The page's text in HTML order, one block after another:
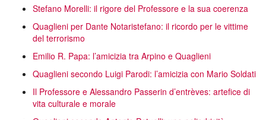
Stefano Morelli: il rigore del Professore e la sua coerenza
Quaglieni per Dante Notaristefano: il ricordo per le vittime
del terrorismo
Emilio R. Papa: l’amicizia tra Arpino e Quaglieni
Quaglieni secondo Luigi Parodi: l’amicizia con Mario Soldati
Il Professore e Alessandro Passerin d’entrèves: artefice di
vita culturale e morale